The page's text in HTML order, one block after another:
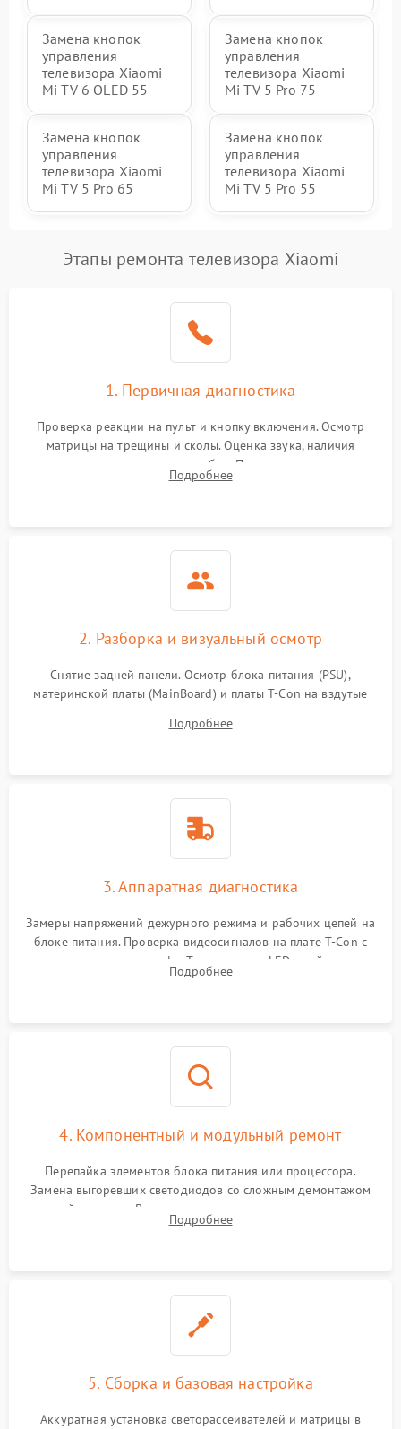
Замена кнопок
управления
телевизора Xiaomi
Mi TV 6 OLED 55
Замена кнопок
управления
телевизора Xiaomi
Mi TV 5 Pro 75
Замена кнопок
управления
телевизора Xiaomi
Mi TV 5 Pro 65
Замена кнопок
управления
телевизора Xiaomi
Mi TV 5 Pro 55
Этапы ремонта телевизора Xiaomi
1. Первичная диагностика
Проверка реакции на пульт и кнопку включения. Осмотр
матрицы на трещины и сколы. Оценка звука, наличия
подсветки и индикаторов ошибок. Подключение тестовых
источников сигнала для выявления симптомов поломки.
Подробнее
2. Разборка и визуальный осмотр
Снятие задней панели. Осмотр блока питания (PSU),
материнской платы (MainBoard) и платы T-Con на вздутые
Проверка надежности фиксации и целостности шлейфов.
Подробнее
3. Аппаратная диагностика
Замеры напряжений дежурного режима и рабочих цепей на
блоке питания. Проверка видеосигналов на плате T-Con с
помощью осциллографа. Тестирование LED-драйвера и
светодиодных планок подсветки мультиметром.
Подробнее
4. Компонентный и модульный ремонт
Перепайка элементов блока питания или процессора.
Замена выгоревших светодиодов со сложным демонтажом
хрупкой матрицы. Восстановление поврежденных дорожек,
прошивка микросхем памяти EEPROM
Подробнее
5. Сборка и базовая настройка
Аккуратная установка светорассеивателей и матрицы в